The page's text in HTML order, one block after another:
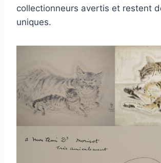
collectionneurs avertis et restent
uniques.